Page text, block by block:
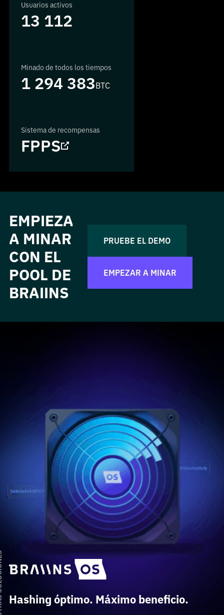
Usuarios activos
13 112
Minado de todos los tiempos
1 294 383BTC
Sistema de recompensas
FPPS
EMPIEZA
A MINAR
CON EL
POOL DE
BRAIINS
PRUEBE EL DEMO
EMPEZAR A MINAR
Hashing óptimo. Máximo beneficio.